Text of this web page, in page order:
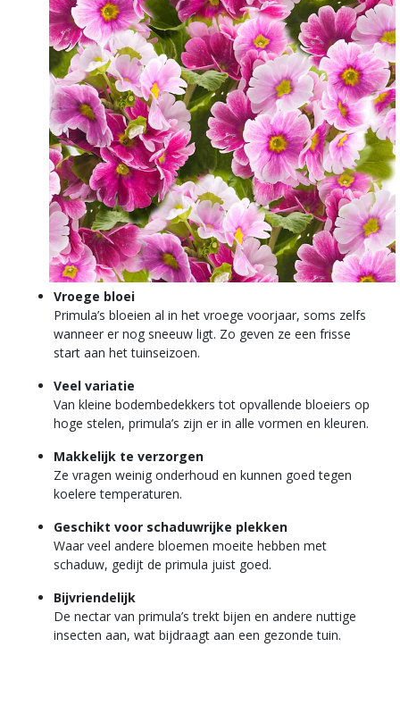
Vroege bloei
Primula’s bloeien al in het vroege voorjaar, soms zelfs
wanneer er nog sneeuw ligt. Zo geven ze een frisse
start aan het tuinseizoen.
Veel variatie
Van kleine bodembedekkers tot opvallende bloeiers op
hoge stelen, primula’s zijn er in alle vormen en kleuren.
Makkelijk te verzorgen
Ze vragen weinig onderhoud en kunnen goed tegen
koelere temperaturen.
Geschikt voor schaduwrijke plekken
Waar veel andere bloemen moeite hebben met
schaduw, gedijt de primula juist goed.
Bijvriendelijk
De nectar van primula’s trekt bijen en andere nuttige
insecten aan, wat bijdraagt aan een gezonde tuin.